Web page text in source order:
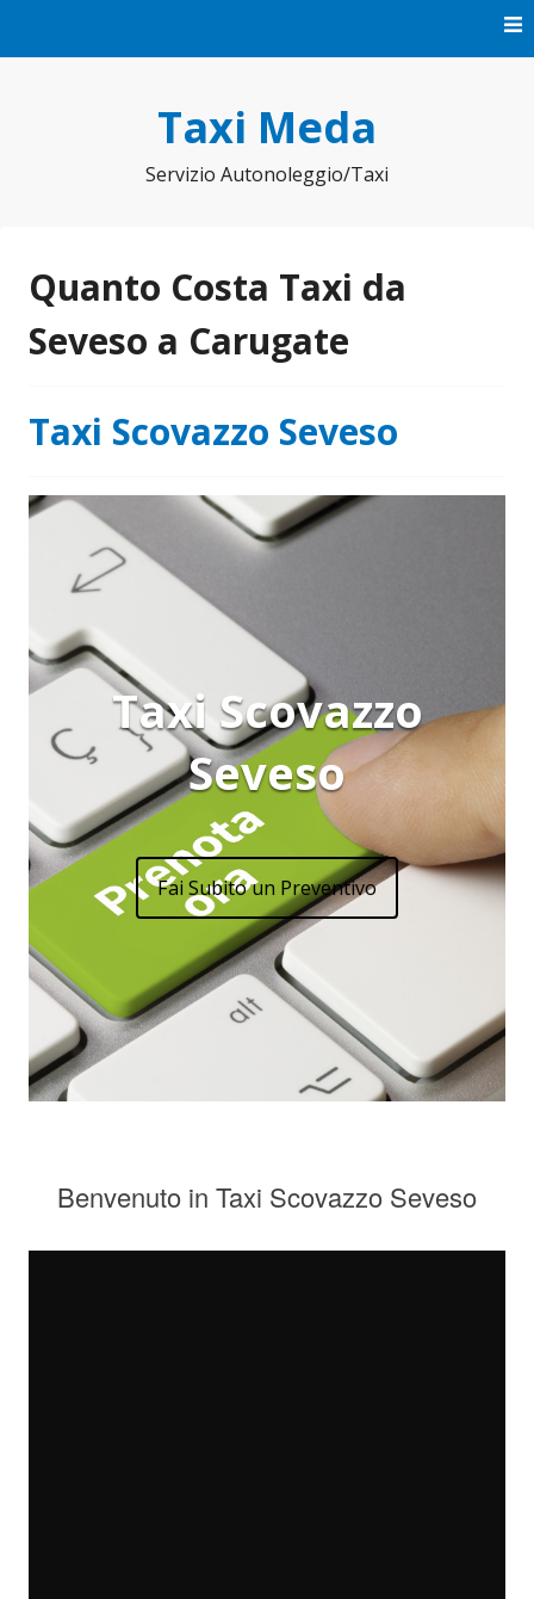
Taxi Meda
Servizio Autonoleggio/Taxi
Quanto Costa Taxi da
Seveso a Carugate
Taxi Scovazzo Seveso
Taxi Scovazzo
Seveso
Fai Subito un Preventivo
Benvenuto in Taxi Scovazzo Seveso